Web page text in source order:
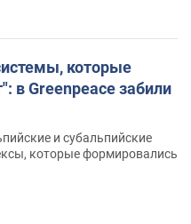
которые
в Greenpeace забили
и субальпийские
которые формировались